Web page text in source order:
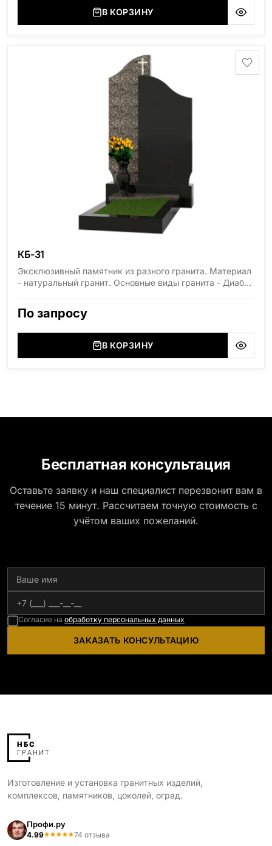
(Украина, Житомерская область), Сюксюансаари
(Россия, Карелия), Амфиболит (Россия, Мурманская
минимальные стандартные размеры: Стела: 80x40x5
В КОРЗИНУ
КБ-31
Эксклюзивный памятник из разного гранита. Материал
- натуральный гранит. Основные виды гранита - Диабаз
(Украина, Житомерская область), Лабродарит
(Украина, Житомерская область), Сюксюансаари
(Россия, Карелия), Амфиболит (Россия, Мурманская
По запросу
В КОРЗИНУ
Бесплатная консультация
Оставьте заявку и наш специалист перезвонит вам в
течение 15 минут. Рассчитаем точную стоимость с
учётом ваших пожеланий.
Согласие на обработку персональных данных
ЗАКАЗАТЬ КОНСУЛЬТАЦИЮ
Изготовление и установка гранитных изделий,
комплексов, памятников, цоколей, оград.
Профи.ру
4.99 74 отзыва